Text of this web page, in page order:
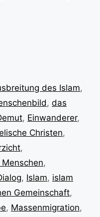
des Islam,
, das
, Einwanderer,
Christen,
,
,
, Islam, islam
Gemeinschaft,
, Massenmigration,